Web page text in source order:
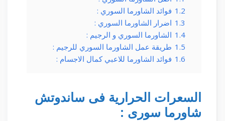
1.2 فوائد الشاورما السوري :
1.3 اضرار الشاورما السوري :
1.4 الشاورما السوري و الرجيم :
1.5 طريقة عمل الشاورما السوري للرجيم :
1.6 فوائد الشاورما للاعبي كمال الاجسام :
السعرات الحرارية فى ساندوتش
شاورما سورى :